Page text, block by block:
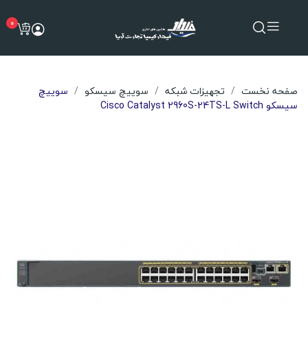
0
صفحه نخست تجهیزات شبکه سوییچ سیسکو
سوییچ
سیسکو Cisco Catalyst 2960S-24TS-L Switch